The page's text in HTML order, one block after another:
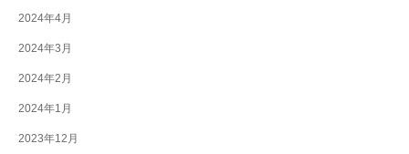
2024年4月
2024年3月
2024年2月
2024年1月
2023年12月